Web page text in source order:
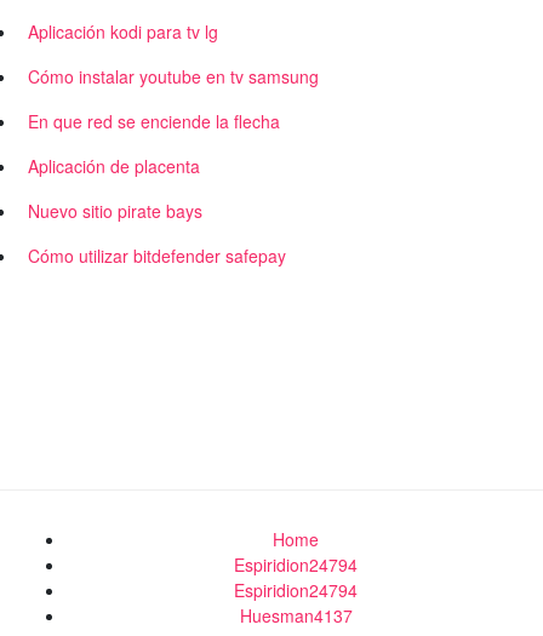
Aplicación kodi para tv lg
Cómo instalar youtube en tv samsung
En que red se enciende la flecha
Aplicación de placenta
Nuevo sitio pirate bays
Cómo utilizar bitdefender safepay
Home
Espiridion24794
Espiridion24794
Huesman4137